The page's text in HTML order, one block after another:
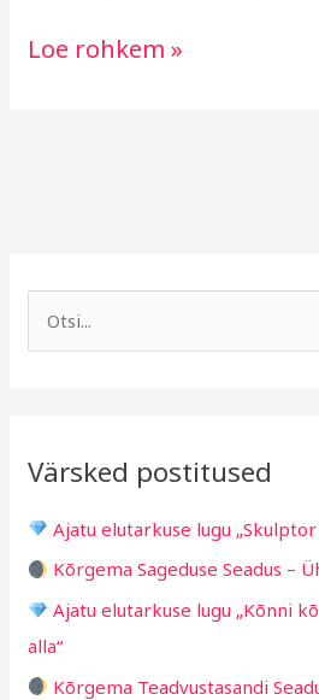
Loe rohkem »
c
o
r
:
Värsked postitused
Ajatu elutarkuse lugu „Skulptor
Kõrgema Sageduse Seadus –
Ajatu elutarkuse lugu „Kõnni
alla“
Kõrgema Teadvustasandi
g
i
d